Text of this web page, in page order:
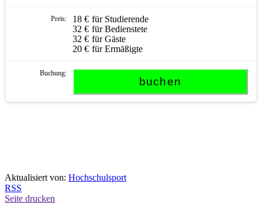
18 € für Studierende
32 € für Bedienstete
32 € für Gäste
20 € für Ermäßigte
Aktualisiert von: Hochschulsport
RSS
Seite drucken